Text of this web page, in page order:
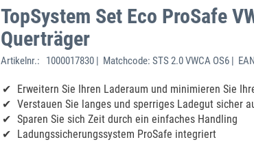
TopSystem Set Eco ProSafe
Querträger
Artikelnr.: 1000017830 | Matchcode: STS 2.0 VWCA OS6 |
Erweitern Sie Ihren Laderaum und minimieren Sie
Verstauen Sie langes und sperriges Ladegut sicher
Sparen Sie sich Zeit durch ein einfaches Handling
Ladungssicherungssystem ProSafe integriert